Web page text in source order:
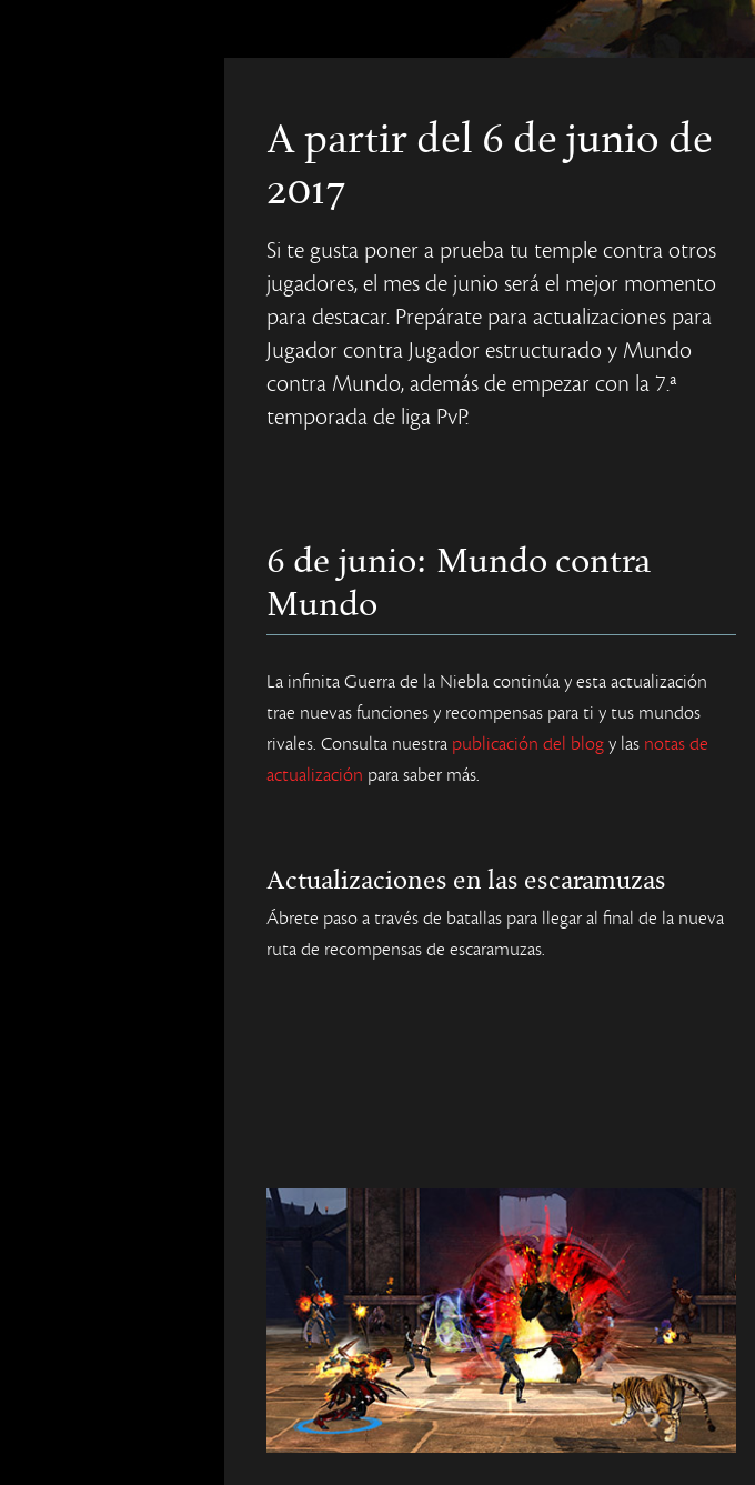
A partir del 6 de junio de
2017
Si te gusta poner a prueba tu temple contra otros
jugadores, el mes de junio será el mejor momento
para destacar. Prepárate para actualizaciones para
Jugador contra Jugador estructurado y Mundo
contra Mundo, además de empezar con la 7.ª
temporada de liga PvP.
6 de junio: Mundo contra
Mundo
La infinita Guerra de la Niebla continúa y esta actualización
trae nuevas funciones y recompensas para ti y tus mundos
rivales. Consulta nuestra publicación del blogy las notas de
actualización para saber más.
Actualizaciones en las escaramuzas
Ábrete paso a través de batallas para llegar al final de la nueva
ruta de recompensas de escaramuzas.